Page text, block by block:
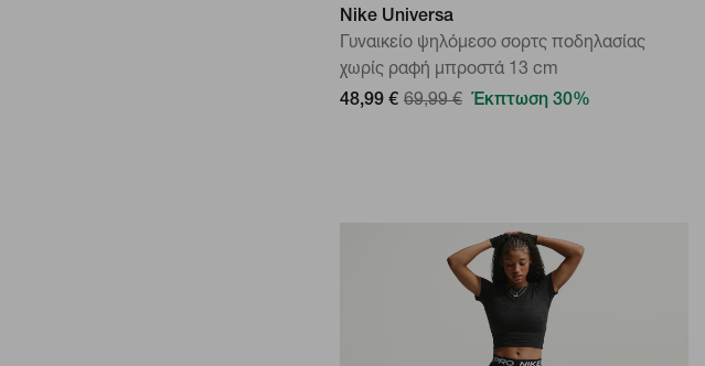
Nike Universa
Γυναικείο ψηλόμεσο σορτς ποδηλασίας
χωρίς ραφή μπροστά 13 cm
48,99 € 69,99 € Έκπτωση 30%